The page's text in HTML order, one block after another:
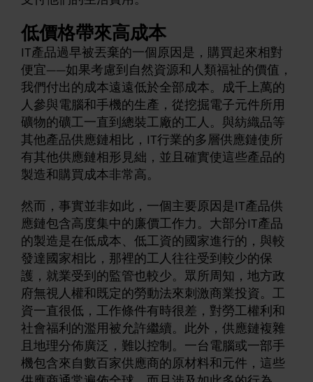
低價格帶來高成本
IT產品過早被丟棄的一個原因是，購買起來相對
便宜——如果考慮到自然資源和人類福祉的價值，
我們付出的成本遠遠低於全部成本。成千上萬的
人參與電腦和手機的生產，從挖掘電子元件所用
礦物的礦工一直到總裝工廠的工人。與紡織品等
其他產品供應鏈相比，IT行業的多層供應鏈使所
有其他供應鏈相形見絀，並且確實使這些產品的
製造和購買成本非常高。
然而，事實並非如此，一個主要原因是IT產品供
應鏈包含高度集中的廉價工作力。大部分IT產品
的製造是在低成本、低工資的國家進行的，與較
發達國家相比，那裡的工人往往受到較少的保
護，就業受到的監管也較少。眾所周知，地方政
府無視人權和既定的勞動法來刺激商業投資。工
資一直很低，工作條件有時很差，對勞工權利和
社會福利的濫用被允許繼續。此外，供應鏈複雜
且地理分佈廣泛，難以控制。一台電腦或一部手
機包含來自數百家供應商的原材料和元件，這些